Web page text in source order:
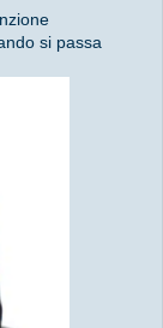
si passa